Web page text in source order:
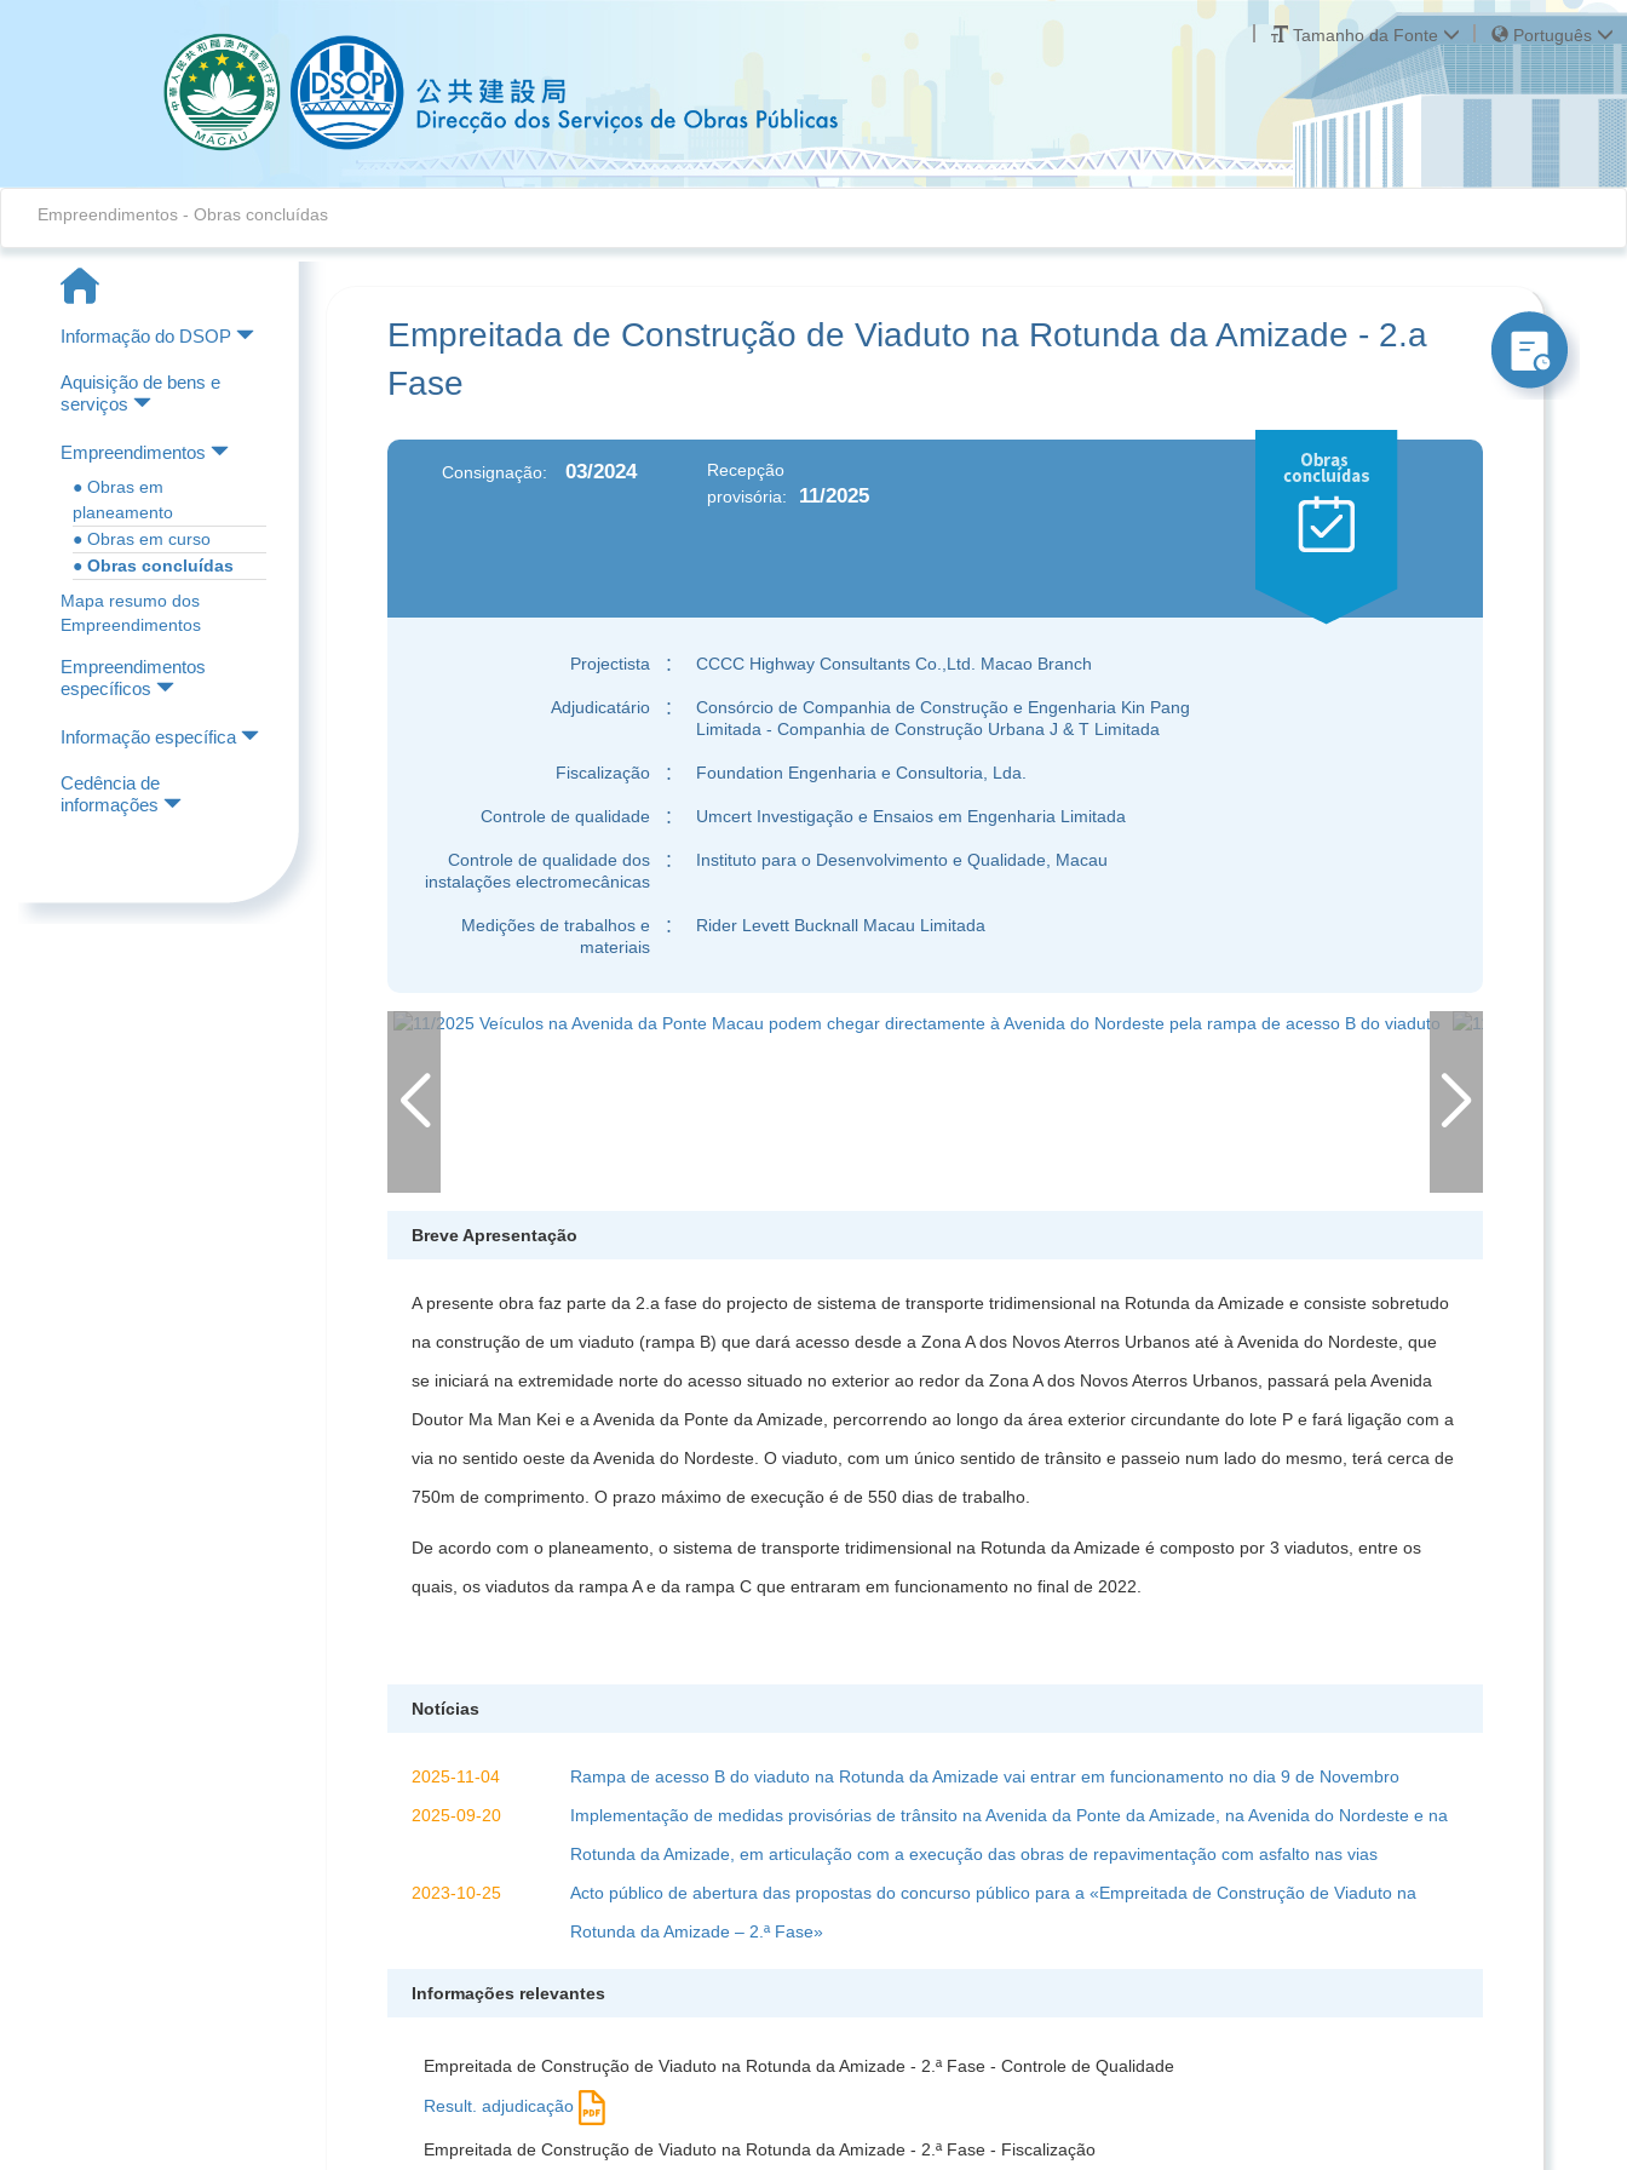
Tamanho da Fonte Português
Empreendimentos - Obras concluídas
Informação do DSOP
Aquisição de bens e
serviços
Empreendimentos
● Obras em
planeamento
● Obras em curso
● Obras concluídas
Mapa resumo dos
Empreendimentos
Empreendimentos
específicos
Informação específica
Cedência de
informações
Empreitada de Construção de Viaduto na Rotunda da Amizade - 2.a
Fase
Consignação: 03/2024
Recepção
provisória:
11/2025
Projectista ： CCCC Highway Consultants Co.,Ltd. Macao Branch
Adjudicatário ：
Consórcio de Companhia de Construção e Engenharia Kin Pang
Limitada - Companhia de Construção Urbana J & T Limitada
Fiscalização ： Foundation Engenharia e Consultoria, Lda.
Controle de qualidade ： Umcert Investigação e Ensaios em Engenharia Limitada
Controle de qualidade dos
instalações electromecânicas
： Instituto para o Desenvolvimento e Qualidade, Macau
Medições de trabalhos e
materiais
： Rider Levett Bucknall Macau Limitada
Breve Apresentação
A presente obra faz parte da 2.a fase do projecto de sistema de transporte tridimensional na Rotunda da Amizade e consiste sobretudo
na construção de um viaduto (rampa B) que dará acesso desde a Zona A dos Novos Aterros Urbanos até à Avenida do Nordeste, que
se iniciará na extremidade norte do acesso situado no exterior ao redor da Zona A dos Novos Aterros Urbanos, passará pela Avenida
Doutor Ma Man Kei e a Avenida da Ponte da Amizade, percorrendo ao longo da área exterior circundante do lote P e fará ligação com a
via no sentido oeste da Avenida do Nordeste. O viaduto, com um único sentido de trânsito e passeio num lado do mesmo, terá cerca de
750m de comprimento. O prazo máximo de execução é de 550 dias de trabalho.
De acordo com o planeamento, o sistema de transporte tridimensional na Rotunda da Amizade é composto por 3 viadutos, entre os
quais, os viadutos da rampa A e da rampa C que entraram em funcionamento no final de 2022.
Notícias
2025-11-04
Rampa de acesso B do viaduto na Rotunda da Amizade vai entrar em funcionamento no dia 9 de Novembro
2025-09-20
Implementação de medidas provisórias de trânsito na Avenida da Ponte da Amizade, na Avenida do Nordeste e na
Rotunda da Amizade, em articulação com a execução das obras de repavimentação com asfalto nas vias
2023-10-25
Acto público de abertura das propostas do concurso público para a «Empreitada de Construção de Viaduto na
Rotunda da Amizade – 2.ª Fase»
Informações relevantes
Empreitada de Construção de Viaduto na Rotunda da Amizade - 2.ª Fase - Controle de Qualidade
Result. adjudicação
Empreitada de Construção de Viaduto na Rotunda da Amizade - 2.ª Fase - Fiscalização